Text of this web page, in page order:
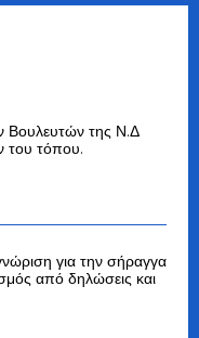
της Ν.Δ
του τόπου.
για την σήραγγα
από δηλώσεις και